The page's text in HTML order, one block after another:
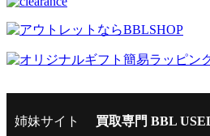
姉妹サイト 買取専門 BBL